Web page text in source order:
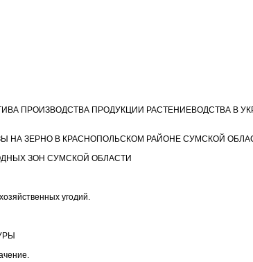
ПРОИЗВОДСТВА ПРОДУКЦИИ РАСТЕНИЕВОДСТВА В
НА ЗЕРНО В КРАСНОПОЛЬСКОМ РАЙОНЕ СУМСКОЙ
ЗОН СУМСКОЙ ОБЛАСТИ
угодий.